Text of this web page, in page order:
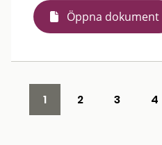
Öppna dokument
1 2 3 4